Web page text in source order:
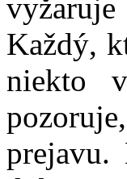
Každý,
niekto
prejavu.